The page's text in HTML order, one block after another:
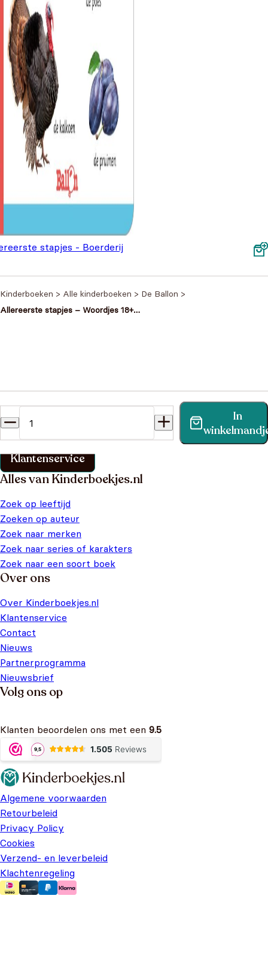
stapjes - Boerderij
Kinderboeken > Alle kinderboeken > De Ballon >
Allereerste stapjes – Woordjes 18+
In
Vind binnen no-time antwoord op je vraag op onze
klantenservice pagina.
Klantenservice
Alles van Kinderboekjes.nl
Zoek op leeftijd
Zoeken op auteur
Zoek naar merken
Zoek naar series of karakters
Zoek naar een soort boek
Over ons
Over Kinderboekjes.nl
Klantenservice
Contact
Nieuws
Partnerprogramma
Nieuwsbrief
Volg ons op
Klanten beoordelen ons met een 9.5
Algemene voorwaarden
Retourbeleid
Privacy Policy
Cookies
Verzend- en leverbeleid
Klachtenregeling